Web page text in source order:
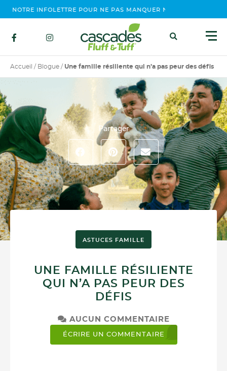
INFOLETTRE POUR NE PAS MANQUER NOS ÉVÉNEMENTS,
Accueil / Blogue / Une famille résiliente qui n’a pas peur des défis
Partager
ASTUCES FAMILLE
UNE FAMILLE RÉSILIENTE
QUI N’A PAS PEUR DES
DÉFIS
AUCUN COMMENTAIRE
ÉCRIRE UN COMMENTAIRE